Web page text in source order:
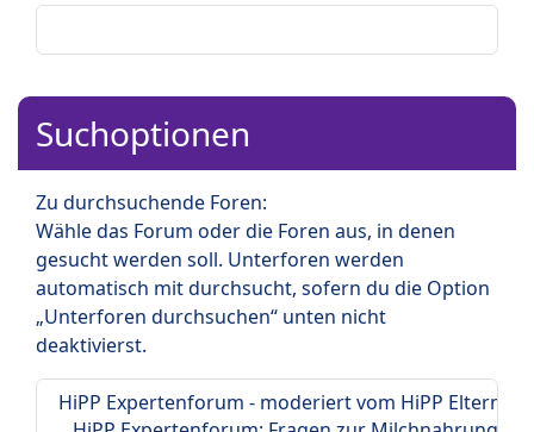
Suchoptionen
Zu durchsuchende Foren:
Wähle das Forum oder die Foren aus, in denen
gesucht werden soll. Unterforen werden
automatisch mit durchsucht, sofern du die Option
„Unterforen durchsuchen“ unten nicht
deaktivierst.